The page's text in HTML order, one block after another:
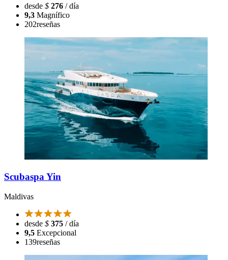
desde $ 276 / día
9,3 Magnífico
202reseñas
Scubaspa Yin
Maldivas
desde $ 375 / día
9,5 Excepcional
139reseñas